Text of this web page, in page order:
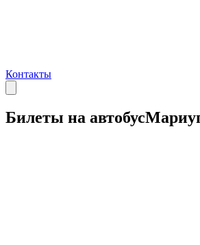
Контакты
Билеты на автобус